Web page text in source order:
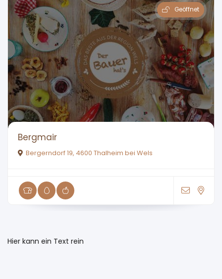
Geöffnet
Bergmair
Bergerndorf 19, 4600 Thalheim bei Wels
Hier kann ein Text rein